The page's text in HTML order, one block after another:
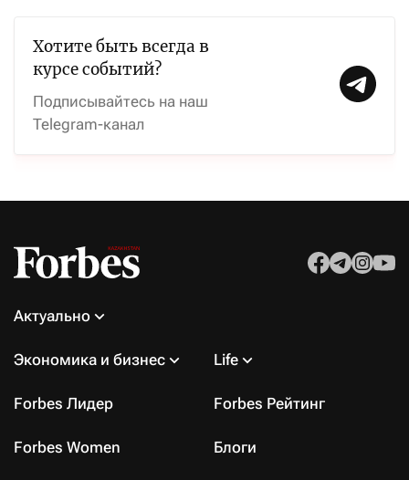
Хотите быть всегда в
курсе событий?
Подписывайтесь на наш
Telegram-канал
Актуально
Экономика и бизнес Life
Forbes Лидер Forbes Рейтинг
Forbes Women Блоги